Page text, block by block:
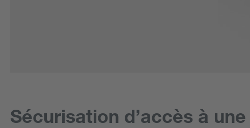
Sécurisation d’accès à